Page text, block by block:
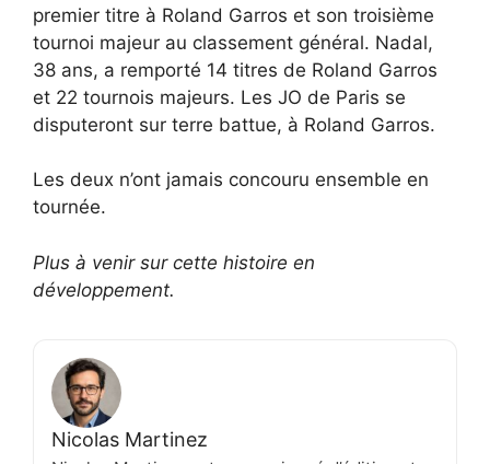
premier titre à Roland Garros et son troisième
tournoi majeur au classement général. Nadal,
38 ans, a remporté 14 titres de Roland Garros
et 22 tournois majeurs. Les JO de Paris se
disputeront sur terre battue, à Roland Garros.
Les deux n’ont jamais concouru ensemble en
tournée.
Plus à venir sur cette histoire en
développement.
Nicolas Martinez